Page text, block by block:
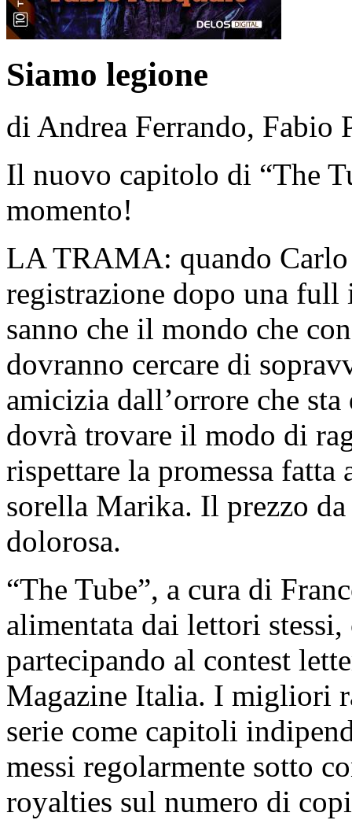
Siamo legione
di Andrea Ferrando, Fabio
Il nuovo capitolo di “The
momento!
LA TRAMA: quando Carlo
registrazione dopo una
sanno che il mondo che
dovranno cercare di
amicizia dall’orrore che
dovrà trovare il modo di
rispettare la promessa
sorella Marika. Il prezzo
dolorosa.
“The Tube”, a cura di
alimentata dai lettori
partecipando al contest
Magazine Italia. I migliori
serie come capitoli
messi regolarmente sotto
royalties sul numero di